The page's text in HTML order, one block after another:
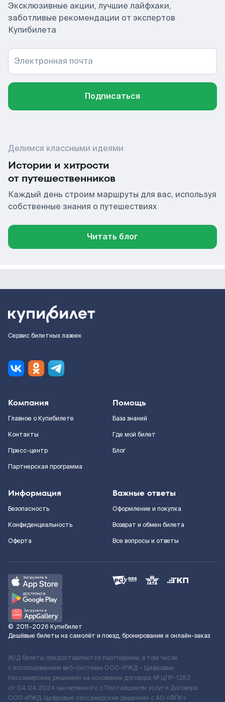
Эксклюзивные акции, лучшие лайфхаки,
заботливые рекомендации от экспертов
Купибилета
Электронная почта
Подписаться
Делимся классными идеями
Истории и хитрости
от путешественников
Каждый день строим маршруты для вас, используя
собственные знания о путешествиях
Читать блог
Сервис билетных лазеек
Компания
Главное о Купибилете
Контакты
Пресс-центр
Партнерская программа
Помощь
База знаний
Где мой билет
Блог
Информация
Безопасность
Конфиденциальность
Оферта
Важные ответы
Оформление и покупка
Возврат и обмен билета
Все вопросы и ответы
© 2011–2026 Купибилет
Дешёвые билеты на самолёт и поезд, бронирование и онлайн-заказ
Ж/Д билеты предоставляются партнёрами, в том числе
с использованием веб-системы ООО «РЖД – Цифровые
пассажирские решения» на основании договора № ЦПР-1282
от 04.04.2024 заключенного с Поставщиком услуг и Договора
ООО «РЖД-Цифровые пассажирские решения» c АО «ФПК»